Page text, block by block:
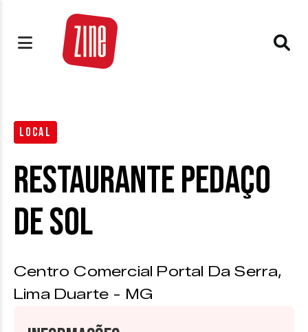
LOCAL
Restaurante pedaço
de sol
Centro Comercial Portal Da Serra,
Lima Duarte - MG